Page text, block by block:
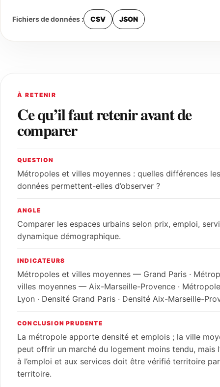
Fichiers de données : CSV JSON
À RETENIR
Ce qu’il faut retenir avant de
comparer
QUESTION
Métropoles et villes moyennes : quelles différences les
données permettent-elles d’observer ?
ANGLE
Comparer les espaces urbains selon prix, emploi,
dynamique démographique.
INDICATEURS
Métropoles et villes moyennes — Grand Paris ·
villes moyennes — Aix-Marseille-Provence ·
Lyon · Densité Grand Paris · Densité Aix-Marseille-
CONCLUSION PRUDENTE
La métropole apporte densité et emplois ; la ville
peut offrir un marché du logement moins tendu, mais
à l’emploi et aux services doit être vérifié territoire par
territoire.